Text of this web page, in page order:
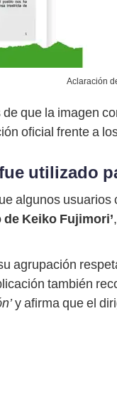
Aclaración
que la imagen
oficial frente a
utilizado
algunos
Keiko Fujimori’
agrupación
también
y afirma que el